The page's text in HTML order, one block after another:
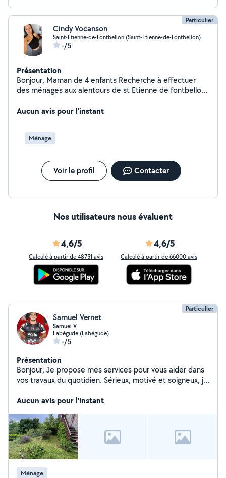
Particulier
Cindy Vocanson
Saint-Étienne-de-Fontbellon (Saint-Étienne-de-Fontbellon)
-/5
Présentation
Bonjour, Maman de 4 enfants Recherche à effectuer
des ménages aux alentours de st Etienne de fontbellon
Aucun avis pour l'instant
Ménage
Voir le profil Contacter
Nos utilisateurs nous évaluent
4,6/5
Calculé à partir de 48731 avis
4,6/5
Calculé à partir de 66000 avis
Particulier
Samuel Vernet
Samuel V
Labégude (Labégude)
-/5
Présentation
Bonjour, Je propose mes services pour vous aider dans
vos travaux du quotidien. Sérieux, motivé et soigneux, je
différents types de prestations : bricolage, jardinage,
ponctuels. Je suis bien équipé et je m'adapte à vos
demandes, que ce soit pour un dépannage rapide ou un
projet un peu plus conséquent. Disponible et réactif, je
privilégie le travail bien fait et la satisfaction des
personnes avec qui je travaille. N'hésitez pas à me
contacter pour discuter de votre besoin
Aucun avis pour l'instant
Ménage